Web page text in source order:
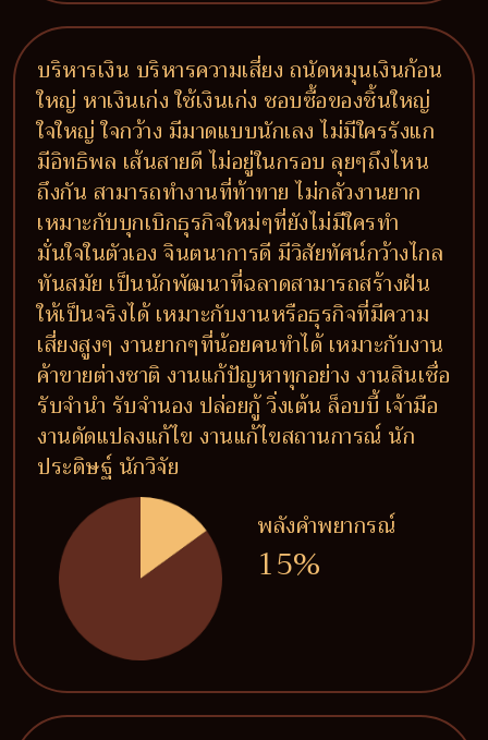
บริหารเงิน บริหารความเสี่ยง ถนัดหมุนเงินก้อน
ใหญ่ หาเงินเก่ง ใช้เงินเก่ง ชอบซื้อของชิ้นใหญ่
ใจใหญ่ ใจกว้าง มีมาดแบบนักเลง ไม่มีใครรังแก
มีอิทธิพล เส้นสายดี ไม่อยู่ในกรอบ ลุยๆถึงไหน
ถึงกัน สามารถทำงานที่ท้าทาย ไม่กลัวงานยาก
เหมาะกับบุกเบิกธุรกิจใหม่ๆที่ยังไม่มีใครทำ
มั่นใจในตัวเอง จินตนาการดี มีวิสัยทัศน์กว้างไกล
ทันสมัย เป็นนักพัฒนาที่ฉลาดสามารถสร้างฝัน
ให้เป็นจริงได้ เหมาะกับงานหรือธุรกิจที่มีความ
เสี่ยงสูงๆ งานยากๆที่น้อยคนทำได้ เหมาะกับงาน
ค้าขายต่างชาติ งานแก้ปัญหาทุกอย่าง งานสินเชื่อ
รับจำนำ รับจำนอง ปล่อยกู้ วิ่งเต้น ล็อบบี้ เจ้ามือ
งานดัดแปลงแก้ไข งานแก้ไขสถานการณ์ นัก
ประดิษฐ์ นักวิจัย
พลังคำพยากรณ์
15%